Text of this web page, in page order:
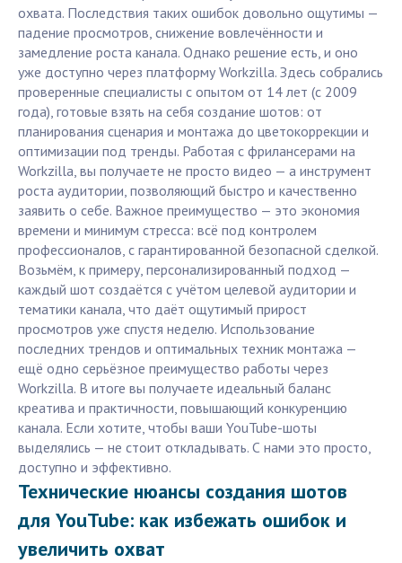
охвата. Последствия таких ошибок довольно ощутимы —
падение просмотров, снижение вовлечённости и
замедление роста канала. Однако решение есть, и оно
уже доступно через платформу Workzilla. Здесь собрались
проверенные специалисты с опытом от 14 лет (с 2009
года), готовые взять на себя создание шотов: от
планирования сценария и монтажа до цветокоррекции и
оптимизации под тренды. Работая с фрилансерами на
Workzilla, вы получаете не просто видео — а инструмент
роста аудитории, позволяющий быстро и качественно
заявить о себе. Важное преимущество — это экономия
времени и минимум стресса: всё под контролем
профессионалов, с гарантированной безопасной сделкой.
Возьмём, к примеру, персонализированный подход —
каждый шот создаётся с учётом целевой аудитории и
тематики канала, что даёт ощутимый прирост
просмотров уже спустя неделю. Использование
последних трендов и оптимальных техник монтажа —
ещё одно серьёзное преимущество работы через
Workzilla. В итоге вы получаете идеальный баланс
креатива и практичности, повышающий конкуренцию
канала. Если хотите, чтобы ваши YouTube-шоты
выделялись — не стоит откладывать. С нами это просто,
доступно и эффективно.
Технические нюансы создания шотов
для YouTube: как избежать ошибок и
увеличить охват